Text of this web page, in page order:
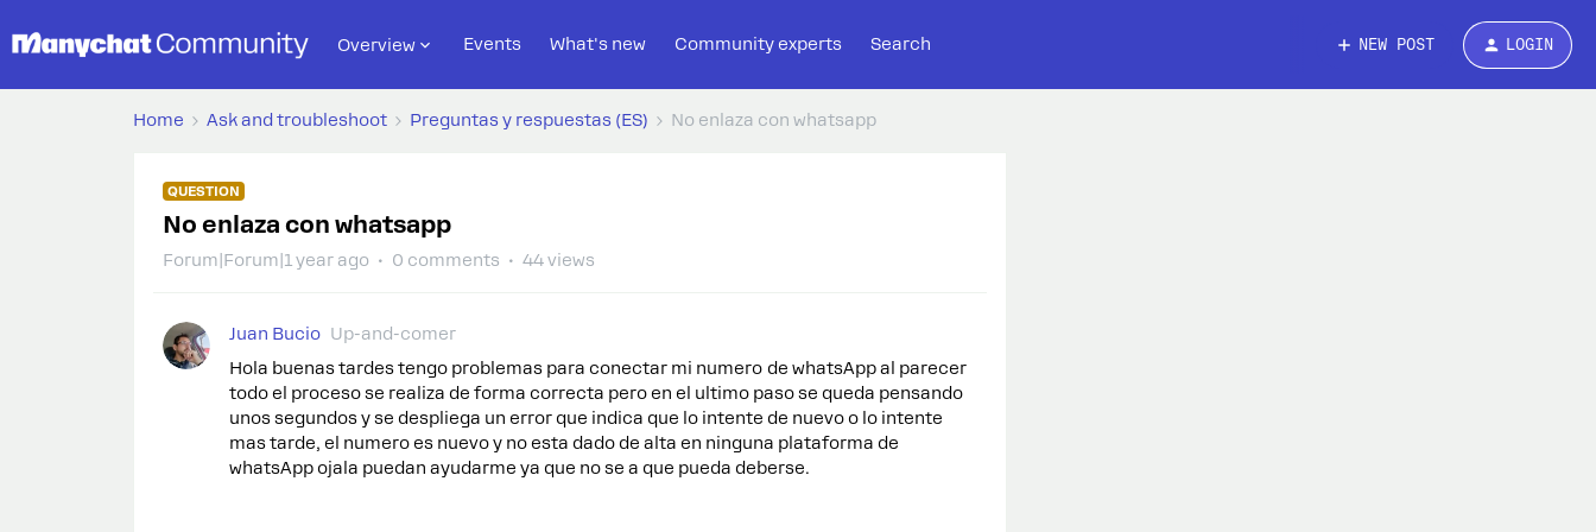
Overview Events What's new Community experts Search NEW POST LOGIN
Home Ask and troubleshoot Preguntas y respuestas (ES) No enlaza con whatsapp
QUESTION
No enlaza con whatsapp
Forum|Forum|1 year ago 0 comments 44 views
Juan Bucio Up-and-comer
Hola buenas tardes tengo problemas para conectar mi numero de whatsApp al parecer
todo el proceso se realiza de forma correcta pero en el ultimo paso se queda pensando
unos segundos y se despliega un error que indica que lo intente de nuevo o lo intente
mas tarde, el numero es nuevo y no esta dado de alta en ninguna plataforma de
whatsApp ojala puedan ayudarme ya que no se a que pueda deberse.